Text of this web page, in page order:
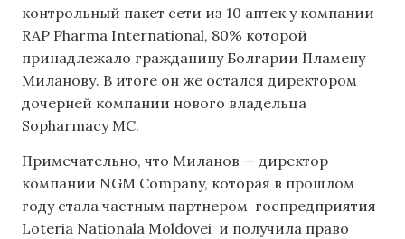
контрольный пакет сети из 10 аптек у компании
RAP Pharma International, 80% которой
принадлежало гражданину Болгарии Пламену
Миланову. В итоге он же остался директором
дочерней компании нового владельца
Sopharmacy MC.
Примечательно, что Миланов — директор
компании NGM Company, которая в прошлом
году стала частным партнером госпредприятия
Loteria Nationala Moldovei и получила право